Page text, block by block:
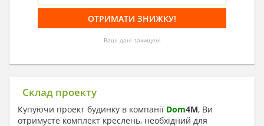
Ваші дані захищені
Склад проекту
Купуючи проект будинку в компанії Dom4M, Ви
отримуєте комплект креслень, необхідний для